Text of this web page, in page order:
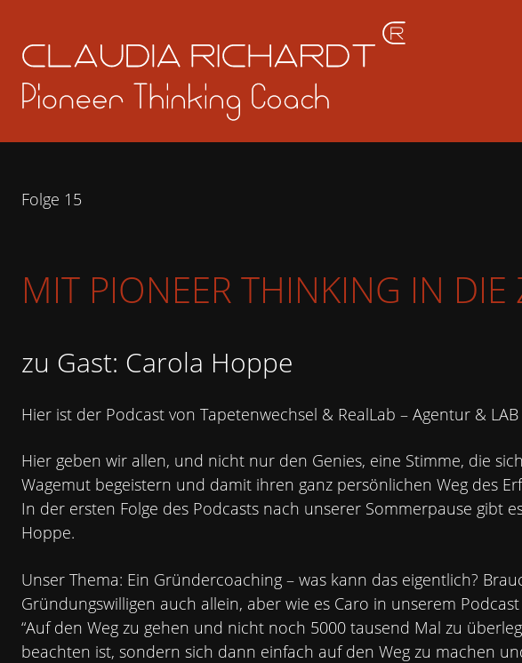
Folge 15
MIT PIONEER THINKING IN DIE
zu Gast: Carola Hoppe
Hier ist der Podcast von Tapetenwechsel & RealLab – Agentur & LAB
Hier geben wir allen, und nicht nur den Genies, eine Stimme, die
Wagemut begeistern und damit ihren ganz persönlichen Weg des
In der ersten Folge des Podcasts nach unserer Sommerpause gibt
Hoppe.
Unser Thema: Ein Gründercoaching – was kann das eigentlich?
Gründungswilligen auch allein, aber wie es Caro in unserem
“Auf den Weg zu gehen und nicht noch 5000 tausend Mal zu
beachten ist, sondern sich dann einfach auf den Weg zu machen